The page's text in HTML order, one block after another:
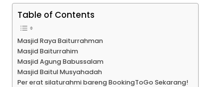
Table of Contents
Masjid Raya Baiturrahman
Masjid Baiturrahim
Masjid Agung Babussalam
Masjid Baitul Musyahadah
Per erat silaturahmi bareng BookingToGo Sekarang!